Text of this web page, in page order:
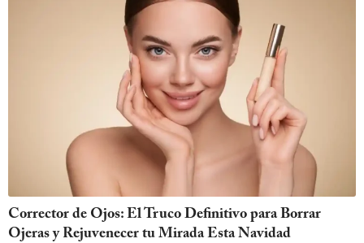
Corrector de Ojos: El Truco Definitivo para Borrar
Ojeras y Rejuvenecer tu Mirada Esta Navidad